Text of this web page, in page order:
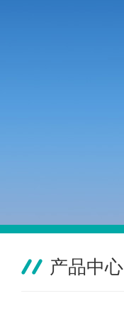
产品中心